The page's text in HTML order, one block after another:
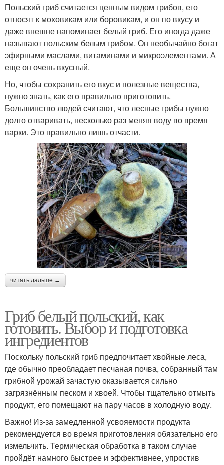
Польский гриб считается ценным видом грибов, его
относят к моховикам или боровикам, и он по вкусу и
даже внешне напоминает белый гриб. Его иногда даже
называют польским белым грибом. Он необычайно богат
эфирными маслами, витаминами и микроэлементами. А
еще он очень вкусный.
Но, чтобы сохранить его вкус и полезные вещества,
нужно знать, как его правильно приготовить.
Большинство людей считают, что лесные грибы нужно
долго отваривать, несколько раз меняя воду во время
варки. Это правильно лишь отчасти.
читать дальше →
Гриб белый польский, как
готовить. Выбор и подготовка
ингредиентов
Поскольку польский гриб предпочитает хвойные леса,
где обычно преобладает песчаная почва, собранный там
грибной урожай зачастую оказывается сильно
загрязнённым песком и хвоей. Чтобы тщательно отмыть
продукт, его помещают на пару часов в холодную воду.
Важно! Из-за замедленной усвояемости продукта
рекомендуется во время приготовления обязательно его
измельчить. Термическая обработка в таком случае
пройдёт намного быстрее и эффективнее, упростив